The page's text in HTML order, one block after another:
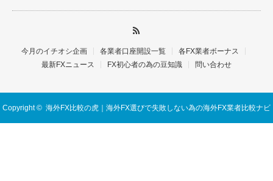
今月のイチオシ企画 各業者口座開設一覧
各FX業者ボーナス
最新FXニュース
FX初心者の為の豆知識 問い合わせ
Copyright © 海外FX比較の虎｜海外FX選びで失敗しない為の海外FX業者比較ナビ